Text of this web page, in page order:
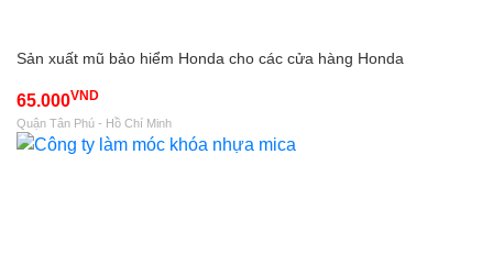
Sản xuất mũ bảo hiểm Honda cho các cửa hàng Honda
65.000VND
Quận Tân Phú - Hồ Chí Minh